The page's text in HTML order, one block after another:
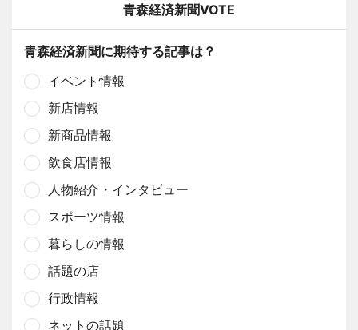
青森経済新聞VOTE
青森経済新聞に期待する記事は？
イベント情報
新店情報
新商品情報
飲食店情報
人物紹介・インタビュー
スポーツ情報
暮らしの情報
話題の店
行政情報
ネットの話題